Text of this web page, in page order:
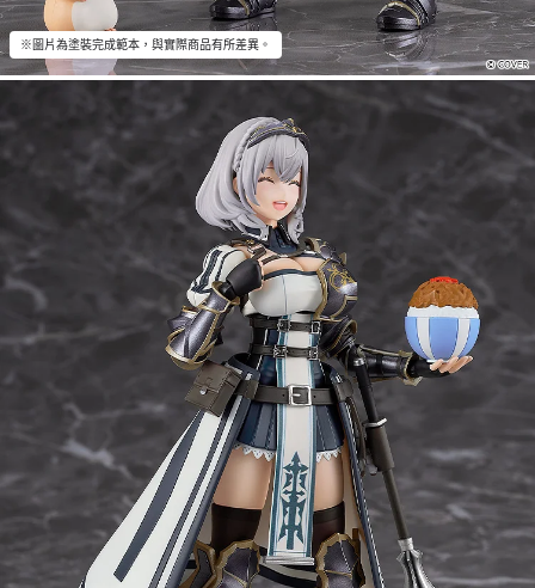
※圖片為塗裝完成範本，與實際商品有所差異。